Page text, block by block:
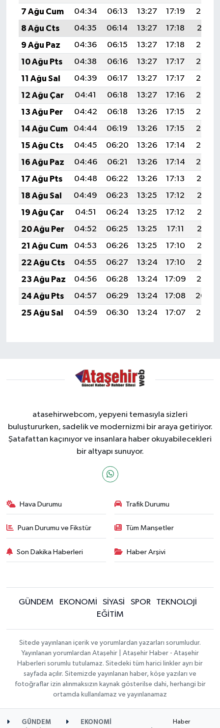
7 Ağu Cum
04:34 06:13 13:27 17:19
20:32
8 Ağu Cts
04:35 06:14 13:27 17:18
20:31
9 Ağu Paz
04:36 06:15 13:27 17:18
20:29
10 Ağu Pts
04:38 06:16 13:27 17:17
20:28
11 Ağu Sal
04:39 06:17 13:27 17:17
20:27
12 Ağu Çar
04:41 06:18 13:27 17:16
20:26
13 Ağu Per
04:42 06:18 13:26 17:15
20:24
14 Ağu Cum
04:44 06:19 13:26 17:15
20:23
15 Ağu Cts
04:45 06:20 13:26 17:14
20:22
16 Ağu Paz
04:46 06:21 13:26 17:14
20:20
17 Ağu Pts
04:48 06:22 13:26 17:13
20:19
18 Ağu Sal
04:49 06:23 13:25 17:12
20:18
19 Ağu Çar
04:51 06:24 13:25 17:12
20:16
20 Ağu Per
04:52 06:25 13:25 17:11
20:15
21 Ağu Cum
04:53 06:26 13:25 17:10
20:13
22 Ağu Cts
04:55 06:27 13:24 17:10
20:12
23 Ağu Paz
04:56 06:28 13:24 17:09
20:10
24 Ağu Pts
04:57 06:29 13:24 17:08
20:09
25 Ağu Sal
04:59 06:30 13:24 17:07 20:07
atasehirwebcom, yepyeni temasıyla sizleri
buluştururken, sadelik ve modernizmi bir araya getiriyor.
Şatafattan kaçınıyor ve insanlara haber okuyabilecekleri
bir altyapı sunuyor.
Hava Durumu Trafik Durumu
Puan Durumu ve Fikstür Tüm Manşetler
Son Dakika Haberleri Haber Arşivi
GÜNDEM EKONOMİ SİYASİ SPOR
TEKNOLOJİ
EĞİTİM
Sitede yayınlanan içerik ve yorumlardan yazarları sorumludur.
Yayınlanan yorumlardan Ataşehir | Ataşehir Haber - Ataşehir
Haberleri sorumlu tutulamaz. Sitedeki tüm harici linkler ayrı bir
sayfada açılır. Sitemizde yayınlanan haber, köşe yazıları ve
fotoğraflar izin alınmaksızın kaynak gösterilse dahi, herhangi bir
ortamda kullanılamaz ve yayınlanamaz
GÜNDEM EKONOMİ Haber